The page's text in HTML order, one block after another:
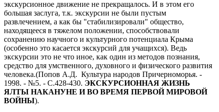
экскурсионное движение не прекращалось. И в этом его
большая заслуга, т.к. экскурсии не были пустым
развлечением, а как бы "стабилизировали" общество,
находящееся в тяжелом положении, способствовали
сохранению научного и культурного потенциала Крыма
(особенно это касается экскурсий для учащихся). Ведь
экскурсии это не что иное, как один из методов познания,
средство для умственного, духовного и физического развития
человека.(Попов А.Д. Культура народов Причерноморья. -
1998. - №5. - С.428-430. ЭКСКУРСИОННАЯ ЖИЗНЬ
ЯЛТЫ НАКАНУНЕ И ВО ВРЕМЯ ПЕРВОЙ МИРОВОЙ
ВОЙНЫ).